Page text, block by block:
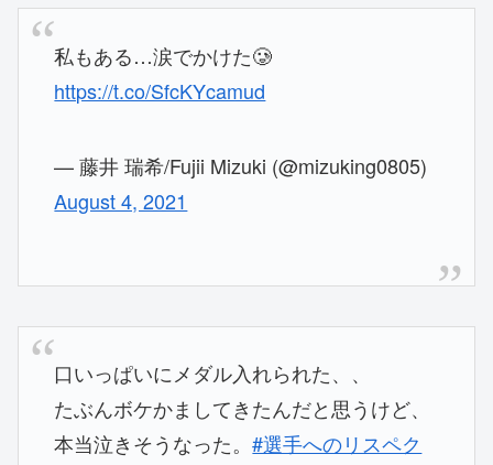
私もある…涙でかけた🥲
https://t.co/SfcKYcamud
— 藤井 瑞希/Fujii Mizuki (@mizuking0805)
August 4, 2021
口いっぱいにメダル入れられた、、
たぶんボケかましてきたんだと思うけど、
本当泣きそうなった。#選手へのリスペク